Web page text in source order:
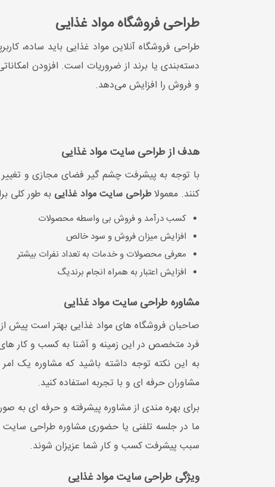
طراحی فروشگاه مواد غذایی
طراحی فروشگاه آنلاین مواد غذایی باید ساده،
دسته‌بندی یا برند از ضروریات است. افزودن
و فروش را افزایش می‌دهد.
هدف از طراحی سایت مواد غذایی
با توجه به پیشرفت چشم گیر فضای مجازی و
کنند. معمولاطراحی سایت مواد غذایی به طور کلی
کسب درآمد و فروش بی واسطه محصولات
افزایش میزان فروش و سود خالص
معرفی محصولات و خدمات به تعداد نفرات بیشتر
افزایش اعتبار به همراه انجام برندیگ
مشاوره طراحی سایت مواد غذایی
صاحبان فروشگاه های مواد غذایی بهتر است پیش
فرد متخصص در این زمینه و آشنا به کسب و کار
به این نکته توجه داشته باشید که مشاوره
مشاوران حرفه ای و با تجربه استفاده کنید.
برای بهره مندی از مشاوره پیشرفته و حرفه ای به
ما در جلسه تلفنی یا حضوری مشاوره طراحی سایت
سبب پیشرفت کسب و کار شما عزیزان شوند.
ویژگی طراحی سایت مواد غذایی